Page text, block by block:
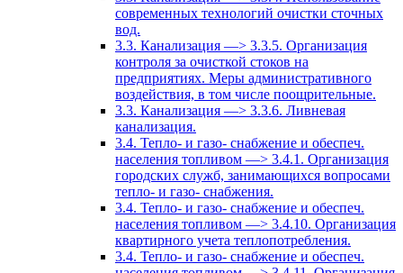
современных технологий очистки сточных
вод.
3.3. Канализация —> 3.3.5. Организация
контроля за очисткой стоков на
предприятиях. Меры административного
воздействия, в том числе поощрительные.
3.3. Канализация —> 3.3.6. Ливневая
канализация.
3.4. Тепло- и газо- снабжение и обеспеч.
населения топливом —> 3.4.1. Организация
городских служб, занимающихся вопросами
тепло- и газо- снабжения.
3.4. Тепло- и газо- снабжение и обеспеч.
населения топливом —> 3.4.10. Организация
квартирного учета теплопотребления.
3.4. Тепло- и газо- снабжение и обеспеч.